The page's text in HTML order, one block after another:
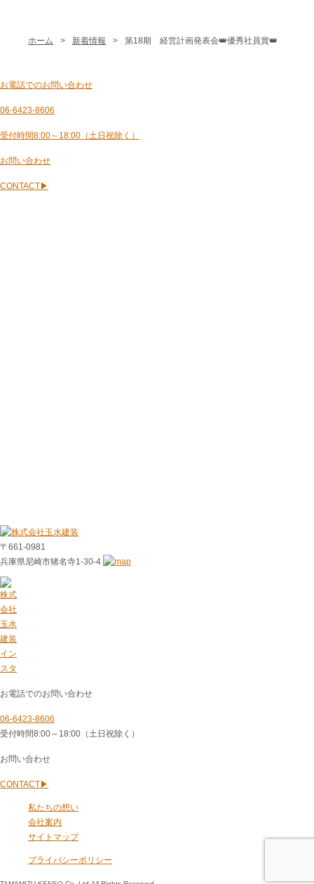
ホーム 新着情報 第18期 経営計画発表会👑優秀社員賞👑
お電話でのお問い合わせ
06-6423-8606
受付時間8:00～18:00（土日祝除く）
お問い合わせ
CONTACT▶
〒661-0981
兵庫県尼崎市猪名寺1-30-4
お電話でのお問い合わせ
06-6423-8606
受付時間8:00～18:00（土日祝除く）
お問い合わせ
CONTACT▶
私たちの想い
会社案内
サイトマップ
プライバシーポリシー